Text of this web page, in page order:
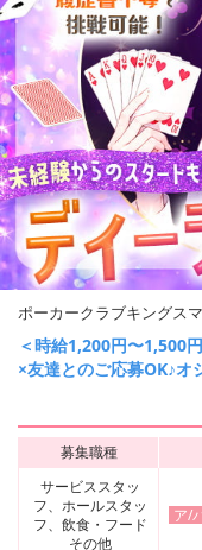
ポーカークラブキングス
＜時給1,200円〜1,500
×友達とのご応募OK♪オ
募集職種
サービススタッ
フ、ホールスタッ
フ、飲食・フード
その他
ア/